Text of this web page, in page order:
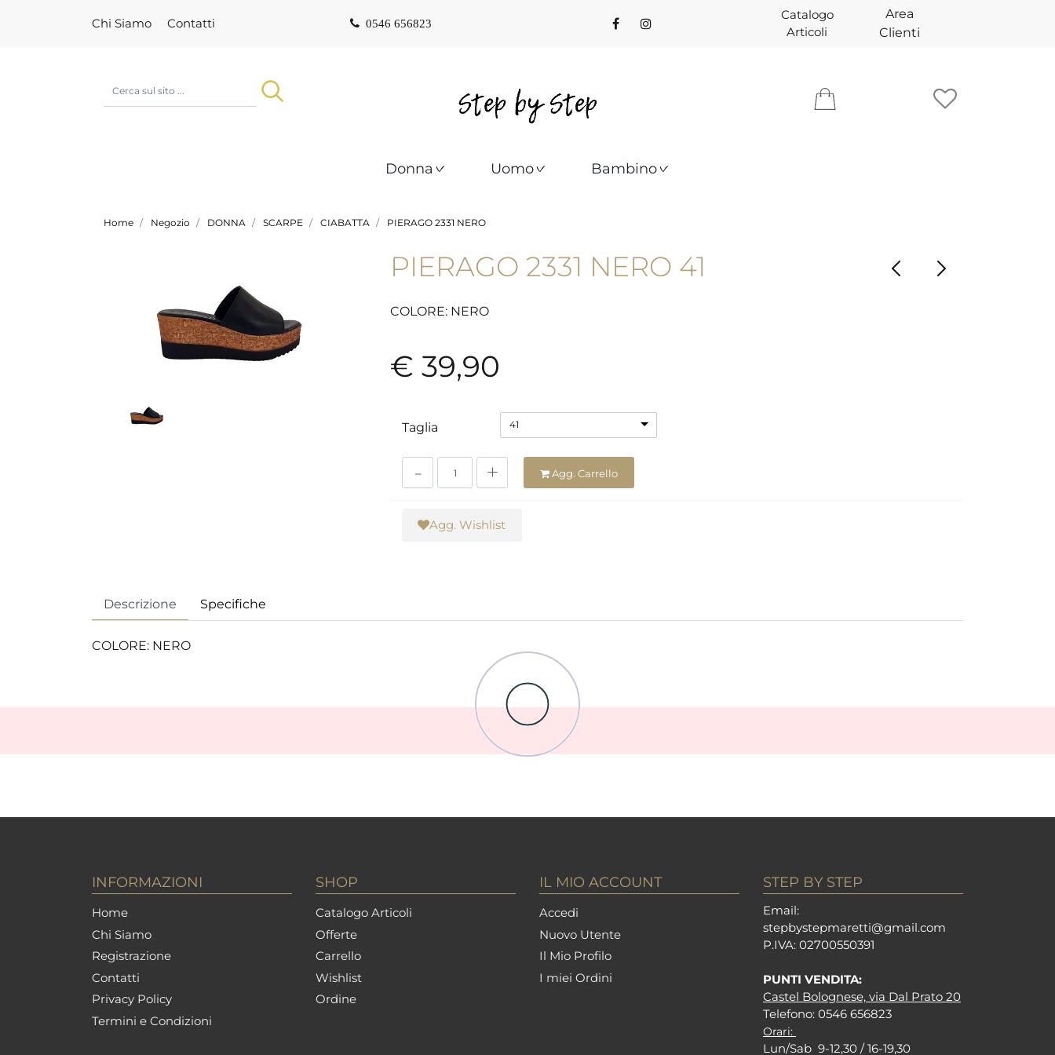
Chi Siamo Contatti 0546 656823
Catalogo
Articoli
Area
Clienti
Donna Uomo Bambino
Home Negozio DONNA SCARPE CIABATTA PIERAGO 2331 NERO
PIERAGO 2331 NERO 41
COLORE: NERO
€ 39,90
Taglia 41
Agg. Carrello
Agg. Wishlist
Descrizione Specifiche
COLORE: NERO
INFORMAZIONI
Home
Chi Siamo
Registrazione
Contatti
Privacy Policy
Termini e Condizioni
SHOP
Catalogo Articoli
Offerte
Carrello
Wishlist
Ordine
IL MIO ACCOUNT
Accedi
Nuovo Utente
Il Mio Profilo
I miei Ordini
STEP BY STEP
Email:
stepbystepmaretti@gmail.com
P.IVA: 02700550391
PUNTI VENDITA:
Castel Bolognese, via Dal Prato 20
Telefono: 0546 656823
Orari:
Lun/Sab 9-12,30 / 16-19,30